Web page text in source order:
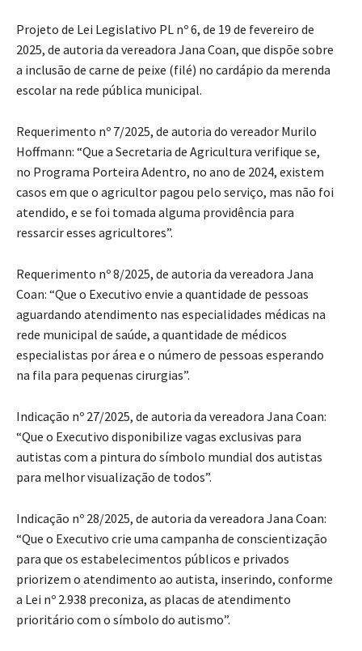
Projeto de Lei Legislativo PL nº 6, de 19 de fevereiro de
2025, de autoria da vereadora Jana Coan, que dispõe sobre
a inclusão de carne de peixe (filé) no cardápio da merenda
escolar na rede pública municipal.
Requerimento nº 7/2025, de autoria do vereador Murilo
Hoffmann: “Que a Secretaria de Agricultura verifique se,
no Programa Porteira Adentro, no ano de 2024, existem
casos em que o agricultor pagou pelo serviço, mas não foi
atendido, e se foi tomada alguma providência para
ressarcir esses agricultores”.
Requerimento nº 8/2025, de autoria da vereadora Jana
Coan: “Que o Executivo envie a quantidade de pessoas
aguardando atendimento nas especialidades médicas na
rede municipal de saúde, a quantidade de médicos
especialistas por área e o número de pessoas esperando
na fila para pequenas cirurgias”.
Indicação nº 27/2025, de autoria da vereadora Jana Coan:
“Que o Executivo disponibilize vagas exclusivas para
autistas com a pintura do símbolo mundial dos autistas
para melhor visualização de todos”.
Indicação nº 28/2025, de autoria da vereadora Jana Coan:
“Que o Executivo crie uma campanha de conscientização
para que os estabelecimentos públicos e privados
priorizem o atendimento ao autista, inserindo, conforme
a Lei nº 2.938 preconiza, as placas de atendimento
prioritário com o símbolo do autismo”.